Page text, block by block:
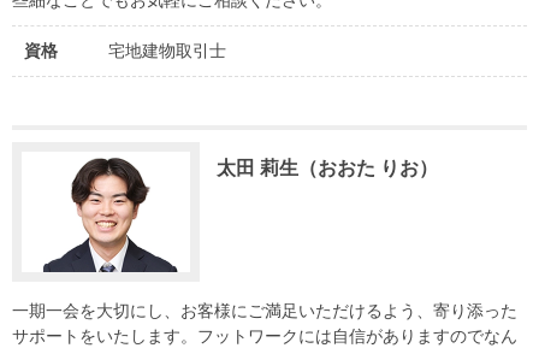
資格 宅地建物取引士
太田 莉生（おおた りお）
一期一会を大切にし、お客様にご満足いただけるよう、寄り添った
サポートをいたします。フットワークには自信がありますのでなん